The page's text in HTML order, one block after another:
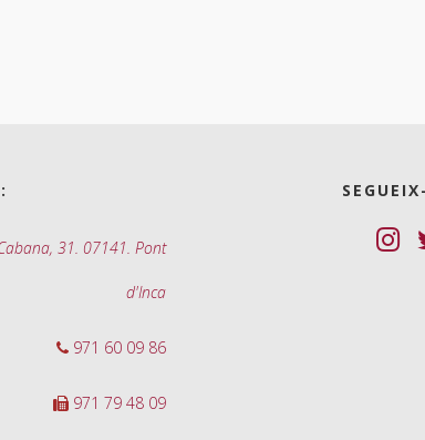
31. 07141. Pont
d'Inca
971 60 09 86
971 79 48 09